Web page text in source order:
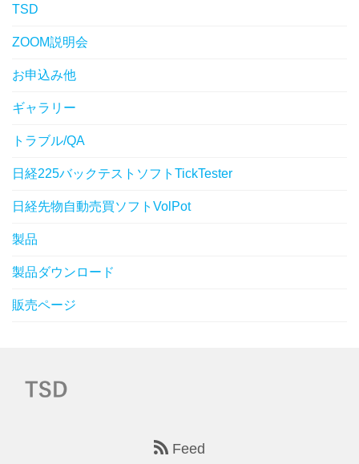
TSD
ZOOM説明会
お申込み他
ギャラリー
トラブル/QA
日経225バックテストソフトTickTester
日経先物自動売買ソフトVolPot
製品
製品ダウンロード
販売ページ
Feed